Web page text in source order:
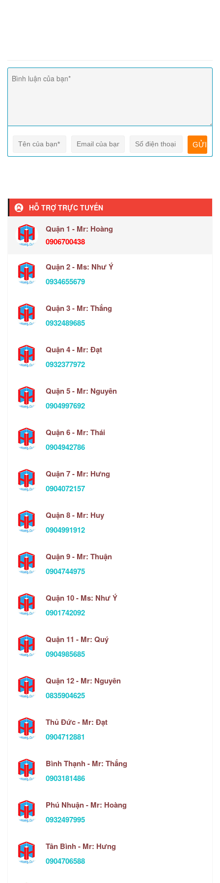
HỖ TRỢ TRỰC TUYẾN
Quận 1 - Mr: Hoàng
0906700438
Quận 2 - Ms: Như Ý
0934655679
Quận 3 - Mr: Thắng
0932489685
Quận 4 - Mr: Đạt
0932377972
Quận 5 - Mr: Nguyên
0904997692
Quận 6 - Mr: Thái
0904942786
Quận 7 - Mr: Hưng
0904072157
Quận 8 - Mr: Huy
0904991912
Quận 9 - Mr: Thuận
0904744975
Quận 10 - Ms: Như Ý
0901742092
Quận 11 - Mr: Quý
0904985685
Quận 12 - Mr: Nguyên
0835904625
Thủ Đức - Mr: Đạt
0904712881
Bình Thạnh - Mr: Thắng
0903181486
Phú Nhuận - Mr: Hoàng
0932497995
Tân Bình - Mr: Hưng
0904706588